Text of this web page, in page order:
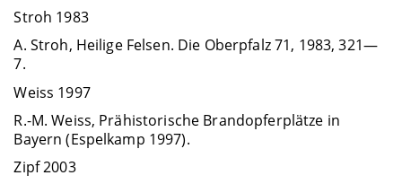
Stroh 1983
A. Stroh, Heilige Felsen. Die Oberpfalz 71, 1983, 321—
7.
Weiss 1997
R.-M. Weiss, Prähistorische Brandopferplätze in
Bayern (Espelkamp 1997).
Zipf 2003